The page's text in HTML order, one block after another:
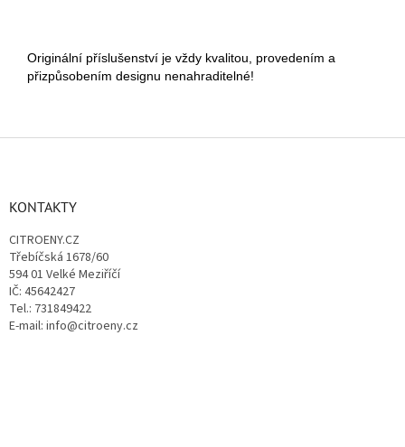
Originální příslušenství je vždy kvalitou, provedením a
přizpůsobením designu nenahraditelné!
KONTAKTY
CITROENY.CZ
Třebíčská 1678/60
594 01 Velké Meziříčí
IČ: 45642427
Tel.: 731849422
E-mail: info@citroeny.cz